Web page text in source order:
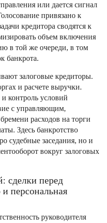
или дается сигнал
привязано к
кредитора сводятся к
объем включения
в той же очереди, в том
банкрота.
залоговые кредиторы.
и расчете выручки.
контроль условий
с управляющим,
расходов на торги
Здесь банкротство
судебные заседания, но и
вокруг залоговых
сделки перед
персональная
руководителя